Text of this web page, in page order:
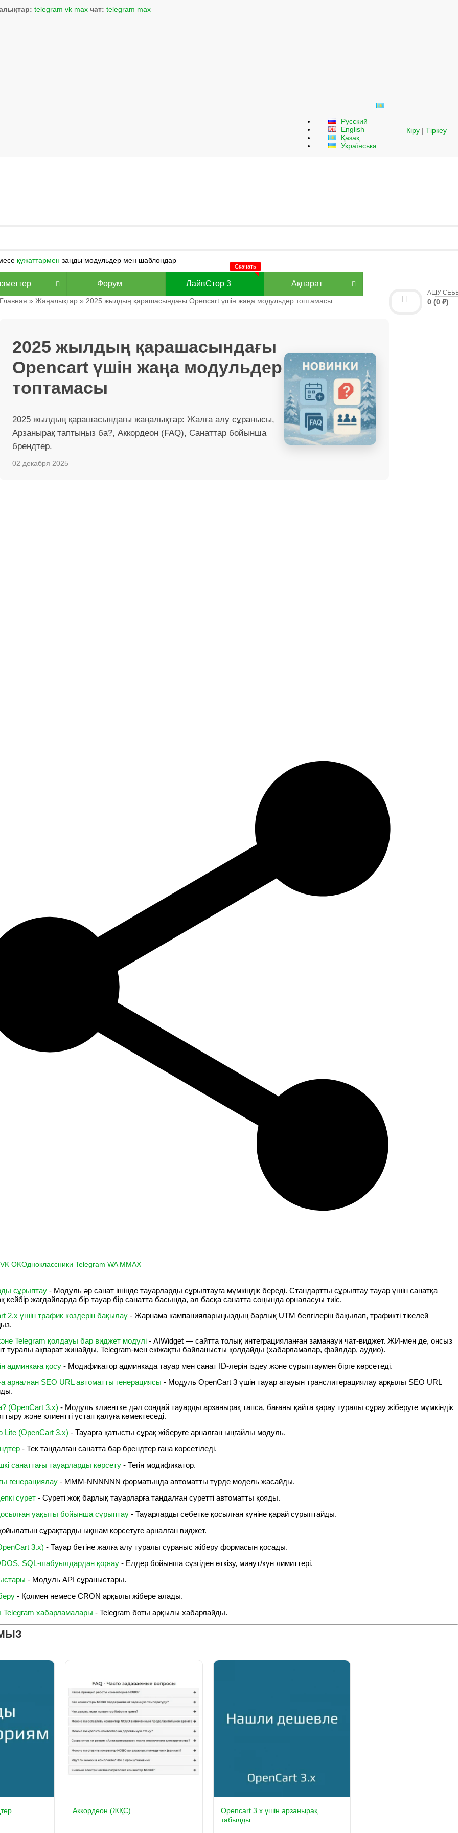
telegram vk max чат: telegram max
Русский
English
Қазақ
Українська
Кіру | Тіркеу
құжаттармен заңды модульдер мен шаблондар
АШУ
0 (0 ₽)
Форум ЛайвСтор 3 Ақпарат
Главная »Жаңалықтар » 2025 жылдың қарашасындағы Opencart үшін жаңа модульдер топтамасы
2025 жылдың қарашасындағы
Opencart үшін жаңа модульдер
топтамасы
2025 жылдың қарашасындағы жаңалықтар: Жалға алу сұранысы,
Арзанырақ таптыңыз ба?, Аккордеон (FAQ), Санаттар бойынша
брендтер.
02 декабря 2025
VK OKОдноклассники Telegram WA MMAX
сұрыптау - Модуль әр санат ішінде тауарларды сұрыптауға мүмкіндік береді. Стандартты сұрыптау тауар үшін санатқа
кейбір жағдайларда бір тауар бір санатта басында, ал басқа санатта соңында орналасуы тиіс.
2.x үшін трафик көздерін бақылау - Жарнама кампанияларыңыздың барлық UTM белгілерін бақылап, трафикті тікелей
Telegram қолдауы бар виджет модулі - AIWidget — сайтта толық интеграцияланған заманауи чат-виджет. ЖИ-мен де, онсыз
туралы ақпарат жинайды, Telegram-мен екіжақты байланысты қолдайды (хабарламалар, файлдар, аудио).
админкаға қосу - Модификатор админкада тауар мен санат ID-лерін іздеу және сұрыптаумен бірге көрсетеді.
арналған SEO URL автоматты генерациясы - Модуль OpenCart 3 үшін тауар атауын транслитерациялау арқылы SEO URL
(OpenCart 3.x) - Модуль клиентке дәл сондай тауарды арзанырақ тапса, бағаны қайта қарау туралы сұрау жіберуге мүмкіндік
және клиентті ұстап қалуға көмектеседі.
Lite (OpenCart 3.x) - Тауарға қатысты сұрақ жіберуге арналған ыңғайлы модуль.
- Тек таңдалған санатта бар брендтер ғана көрсетіледі.
санаттағы тауарларды көрсету - Тегін модификатор.
генерациялау - MMM-NNNNNN форматында автоматты түрде модель жасайды.
сурет - Суреті жоқ барлық тауарларға таңдалған суретті автоматты қояды.
уақыты бойынша сұрыптау - Тауарларды себетке қосылған күніне қарай сұрыптайды.
сұрақтарды ықшам көрсетуге арналған виджет.
3.x) - Тауар бетіне жалға алу туралы сұраныс жіберу формасын қосады.
SQL-шабуылдардан қорғау - Елдер бойынша сүзгіден өткізу, минут/күн лимиттері.
- Модуль API сұраныстары.
- Қолмен немесе CRON арқылы жібере алады.
хабарламалары - Telegram боты арқылы хабарлайды.
Аккордеон (ЖҚС)
Opencart 3.x үшін арзанырақ
табылды